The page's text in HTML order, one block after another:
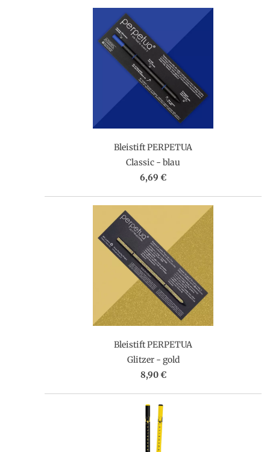
Bleistift PERPETUA
Classic - blau
6,69 €
Bleistift PERPETUA
Glitzer - gold
8,90 €